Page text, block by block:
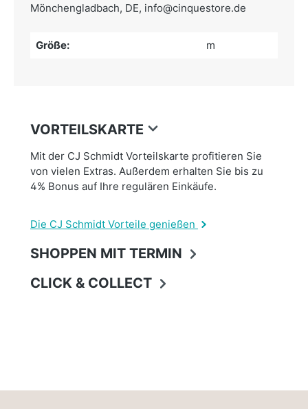
Mönchengladbach, DE, info@cinquestore.de
Größe: m
VORTEILSKARTE
Mit der CJ Schmidt Vorteilskarte profitieren Sie
von vielen Extras. Außerdem erhalten Sie bis zu
4% Bonus auf Ihre regulären Einkäufe.
Die CJ Schmidt Vorteile genießen
SHOPPEN MIT TERMIN
CLICK & COLLECT